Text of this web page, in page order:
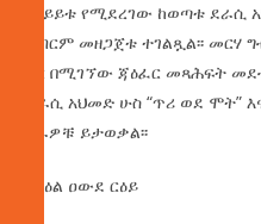
ውይይቱ የሚደረገው ከወጣቱ ደራሲ
ግብርም መዘጋጀቱ ተገልጿል፡፡ መርሃ
ስር በሚገኘው ጃዕፈር መጻሕፍት
ደራሲ አህመድ ሁስ “ጥሪ ወደ ሞት”
ስራዎቹ ይታወቃል፡፡
የስዕል ዐውደ ርዕይ